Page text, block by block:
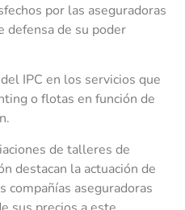
por las aseguradoras
defensa de su poder
IPC en los servicios que
o flotas en función de
de talleres de
destacan la actuación de
compañías aseguradoras